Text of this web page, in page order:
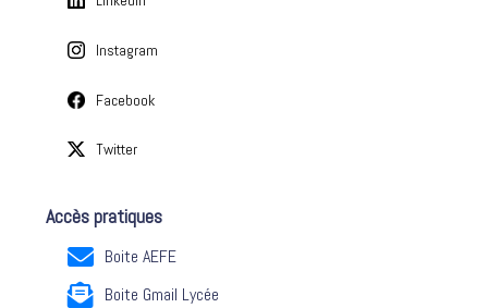
Instagram
Facebook
Twitter
Accès pratiques
Boite AEFE
Boite Gmail Lycée